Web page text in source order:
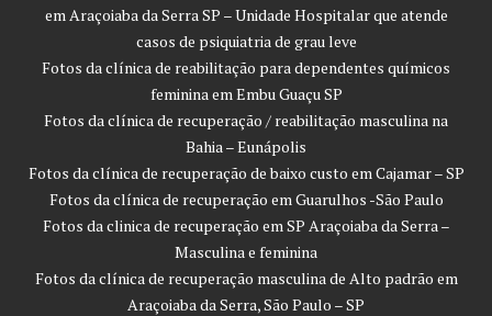
em Araçoiaba da Serra SP – Unidade Hospitalar que atende
casos de psiquiatria de grau leve
Fotos da clínica de reabilitação para dependentes químicos
feminina em Embu Guaçu SP
Fotos da clínica de recuperação / reabilitação masculina na
Bahia – Eunápolis
Fotos da clínica de recuperação de baixo custo em Cajamar – SP
Fotos da clínica de recuperação em Guarulhos -São Paulo
Fotos da clinica de recuperação em SP Araçoiaba da Serra –
Masculina e feminina
Fotos da clínica de recuperação masculina de Alto padrão em
Araçoiaba da Serra, São Paulo – SP